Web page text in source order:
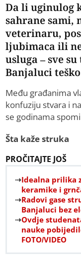
Da li uginulog
sahrane sami,
veterinaru,
ljubimaca ili
usluga – sve
Banjaluci
Među građanima
konfuziju stvara i
se godinama
Šta kaže struka
PROČITAJTE JOŠ
Idealna prilika
keramike i
Radovi gase
Banjaluci bez
Ovdje
nauke
FOTO/VIDEO